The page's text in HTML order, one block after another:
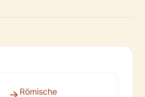
Römische